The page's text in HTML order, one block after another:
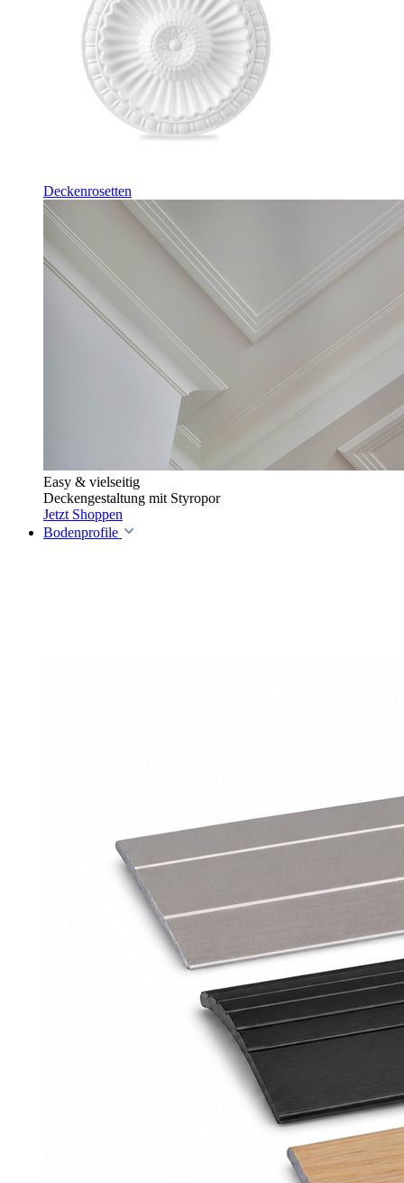
Deckenrosetten
Easy & vielseitig
Deckengestaltung mit Styropor
Jetzt Shoppen
Bodenprofile